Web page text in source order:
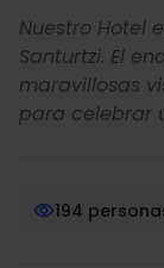
Nuestro Hotel
Santurtzi. El
maravillosas
para celebrar
194